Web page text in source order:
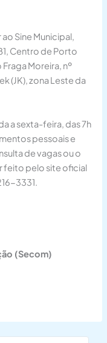
Sine Municipal,
Centro de Porto
Fraga Moreira, nº
(JK), zona Leste da
a sexta-feira, das 7h
pessoais e
de vagas ou o
feito pelo site oficial
3331.
(Secom)